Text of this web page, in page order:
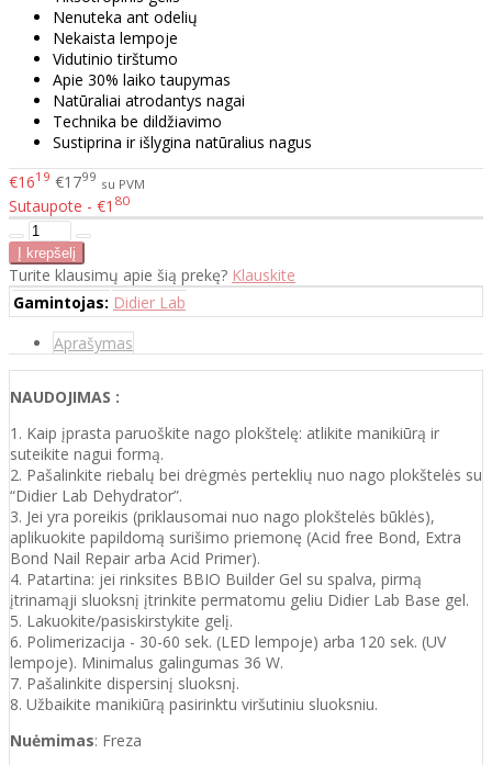
Nenuteka ant odelių
Nekaista lempoje
Vidutinio tirštumo
Apie 30% laiko taupymas
Natūraliai atrodantys nagai
Technika be dildžiavimo
Sustiprina ir išlygina natūralius nagus
€1619 €1799 su PVM
Sutaupote - €1 80
Turite klausimų apie šią prekę? Klauskite
Gamintojas: Didier Lab
Aprašymas
NAUDOJIMAS :
1. Kaip įprasta paruoškite nago plokštelę: atlikite manikiūrą ir
suteikite nagui formą.
2. Pašalinkite riebalų bei drėgmės perteklių nuo nago plokštelės su
“Didier Lab Dehydrator”.
3. Jei yra poreikis (priklausomai nuo nago plokštelės būklės),
aplikuokite papildomą surišimo priemonę (Acid free Bond, Extra
Bond Nail Repair arba Acid Primer).
4. Patartina: jei rinksites BBIO Builder Gel su spalva, pirmą
įtrinamąji sluoksnį įtrinkite permatomu geliu Didier Lab Base gel.
5. Lakuokite/pasiskirstykite gelį.
6. Polimerizacija - 30-60 sek. (LED lempoje) arba 120 sek. (UV
lempoje). Minimalus galingumas 36 W.
7. Pašalinkite dispersinį sluoksnį.
8. Užbaikite manikiūrą pasirinktu viršutiniu sluoksniu.
Nuėmimas: Freza